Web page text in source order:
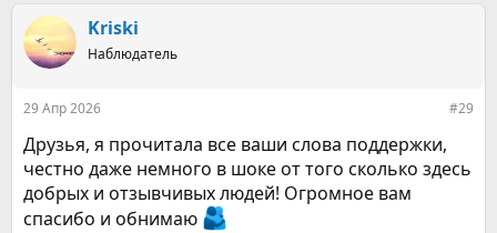
к
ц
и
Kriski
Наблюдатель
29 Апр 2026 #29
Друзья, я прочитала все ваши слова поддержки,
честно даже немного в шоке от того сколько здесь
добрых и отзывчивых людей! Огромное вам
спасибо и обнимаю